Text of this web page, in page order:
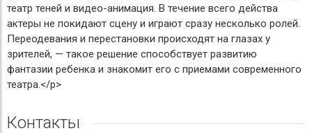
театр теней и видео-анимация. В течение всего действа
актеры не покидают сцену и играют сразу несколько ролей.
Переодевания и перестановки происходят на глазах у
зрителей, — такое решение способствует развитию
фантазии ребенка и знакомит его с приемами современного
театра.</p>
Контакты